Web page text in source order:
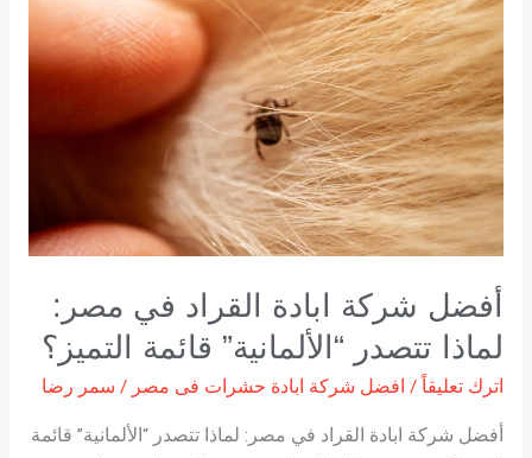
أفضل شركة ابادة القراد في مصر:
لماذا تتصدر “الألمانية” قائمة التميز؟
اترك تعليقاً / افضل شركة ابادة حشرات فى مصر / سمر رضا
أفضل شركة ابادة القراد في مصر: لماذا تتصدر “الألمانية” قائمة
شركة
ابادة
القراد
في
مصر:
لماذا
تتصدر
“الألمانية”
قائمة
التميز؟